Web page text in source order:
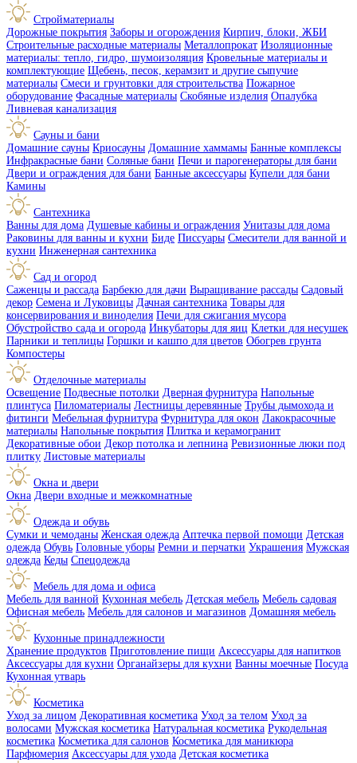
Стройматериалы
Дорожные покрытия Заборы и огорождения Кирпич, блоки, ЖБИ
Строительные расходные материалы Металлопрокат Изоляционные
материалы: тепло, гидро, шумоизоляция Кровельные материалы и
комплектующие Щебень, песок, керамзит и другие сыпучие
материалы Смеси и грунтовки для строительства Пожарное
оборудование Фасадные материалы Скобяные изделия Опалубка
Ливневая канализация
Сауны и бани
Домашние сауны Криосауны Домашние хаммамы Банные комплексы
Инфракрасные бани Соляные бани Печи и парогенераторы для бани
Двери и ограждения для бани Банные аксессуары Купели для бани
Камины
Сантехника
Ванны для дома Душевые кабины и ограждения Унитазы для дома
Раковины для ванны и кухни Биде Писсуары Смесители для ванной и
кухни Инженерная сантехника
Сад и огород
Саженцы и рассада Барбекю для дачи Выращивание рассады Садовый
декор Семена и Луковицы Дачная сантехника Товары для
консервирования и виноделия Печи для сжигания мусора
Обустройство сада и огорода Инкубаторы для яиц Клетки для несушек
Парники и теплицы Горшки и кашпо для цветов Обогрев грунта
Компостеры
Отделочные материалы
Освещение Подвесные потолки Дверная фурнитура Напольные
плинтуса Пиломатериалы Лестницы деревянные Трубы дымохода и
фитинги Мебельная фурнитура Фурнитура для окон Лакокрасочные
материалы Напольные покрытия Плитка и керамогранит
Декоративные обои Декор потолка и лепнина Ревизионные люки под
плитку Листовые материалы
Окна и двери
Окна Двери входные и межкомнатные
Одежда и обувь
Сумки и чемоданы Женская одежда Аптечка первой помощи Детская
одежда Обувь Головные уборы Ремни и перчатки Украшения Мужская
одежда Кеды Спецодежда
Мебель для дома и офиса
Мебель для ванной Кухонная мебель Детская мебель Мебель садовая
Офисная мебель Мебель для салонов и магазинов Домашняя мебель
Кухонные принадлежности
Хранение продуктов Приготовление пищи Аксессуары для напитков
Аксессуары для кухни Органайзеры для кухни Ванны моечные Посуда
Кухонная утварь
Косметика
Уход за лицом Декоративная косметика Уход за телом Уход за
волосами Мужская косметика Натуральная косметика Рукодельная
косметика Косметика для салонов Косметика для маникюра
Парфюмерия Аксессуары для ухода Детская косметика